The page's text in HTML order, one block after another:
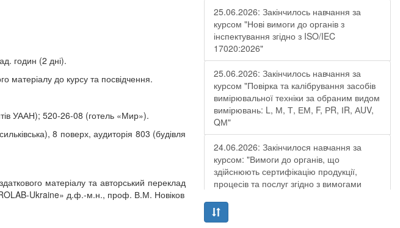
годин (2 дні).
матеріалу до курсу та посвідчення.
УААН); 520-26-08 (готель «Мир»).
8 поверх, аудиторія 803 (будівля
матеріалу та авторський переклад
Ukraine» д.ф.-м.н., проф. В.М. Новіков
25.06.2026: Закінчилось навчання за
курсом "Нові вимоги до органів з
інспектування згідно з ISO/IEC
17020:2026"
25.06.2026: Закінчилось навчання за
курсом "Повірка та калібрування засобів
вимірювальної техніки за обраним видом
вимірювань: L, М, Т, ЕМ, F, РR, ІR, АUV,
QМ"
24.06.2026: Закінчилося навчання за
курсом: "Вимоги до органів, що
здійснюють сертифікацію продукції,
процесів та послуг згідно з вимогами
19.06.2026: Закінчилося навчання за